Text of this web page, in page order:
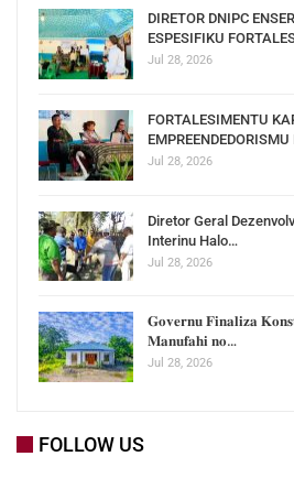
DIRETOR DNIPC
ESPESIFIKU
Jul 28, 2026
FORTALESIMENTU
Jul 28, 2026
Diretor Geral
Interinu Halo…
Jul 28, 2026
𝐆𝐨𝐯𝐞𝐫𝐧𝐮 𝐅𝐢𝐧𝐚𝐥𝐢𝐳𝐚
𝐌𝐚𝐧𝐮𝐟𝐚𝐡𝐢 𝐧𝐨…
Jul 28, 2026
FOLLOW US